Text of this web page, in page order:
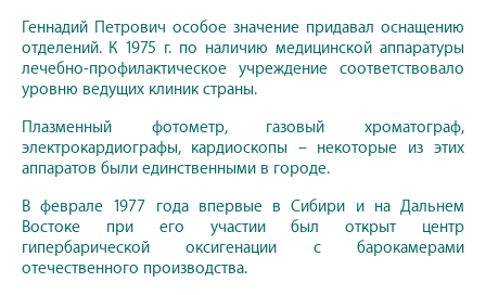
Геннадий Петрович особое значение придавал оснащению
отделений. К 1975 г. по наличию медицинской аппаратуры
лечебно-профилактическое учреждение соответствовало
уровню ведущих клиник страны.
Плазменный фотометр, газовый хроматограф,
электрокардиографы, кардиоскопы – некоторые из этих
аппаратов были единственными в городе.
В феврале 1977 года впервые в Сибири и на Дальнем
Востоке при его участии был открыт центр
гипербарической оксигенации с барокамерами
отечественного производства.